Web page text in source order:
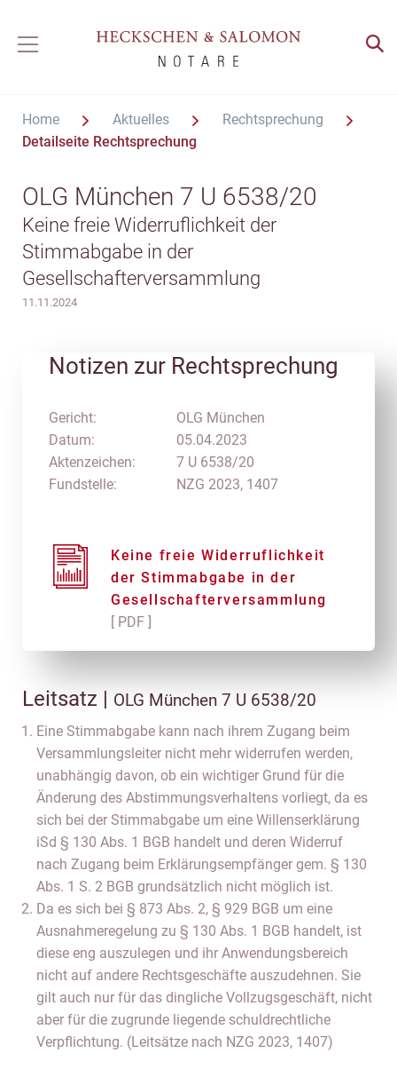
Home Aktuelles
Rechtsprechung
Detailseite Rechtsprechung
OLG München 7 U 6538/20
Keine freie Widerruflichkeit der
Stimmabgabe in der
Gesellschafterversammlung
11.11.2024
Notizen zur Rechtsprechung
Gericht:
Datum:
Aktenzeichen:
Fundstelle:
OLG München
05.04.2023
7 U 6538/20
NZG 2023, 1407
Keine freie Widerruflichkeit
der Stimmabgabe in der
Gesellschafterversammlung
[ PDF ]
Leitsatz | OLG München 7 U 6538/20
Eine Stimmabgabe kann nach ihrem Zugang beim
Versammlungsleiter nicht mehr widerrufen werden,
unabhängig davon, ob ein wichtiger Grund für die
Änderung des Abstimmungsverhaltens vorliegt, da es
sich bei der Stimmabgabe um eine Willenserklärung
iSd § 130 Abs. 1 BGB handelt und deren Widerruf
nach Zugang beim Erklärungsempfänger gem. § 130
Abs. 1 S. 2 BGB grundsätzlich nicht möglich ist.
Da es sich bei § 873 Abs. 2, § 929 BGB um eine
Ausnahmeregelung zu § 130 Abs. 1 BGB handelt, ist
diese eng auszulegen und ihr Anwendungsbereich
nicht auf andere Rechtsgeschäfte auszudehnen. Sie
gilt auch nur für das dingliche Vollzugsgeschäft, nicht
aber für die zugrunde liegende schuldrechtliche
Verpflichtung. (Leitsätze nach NZG 2023, 1407)